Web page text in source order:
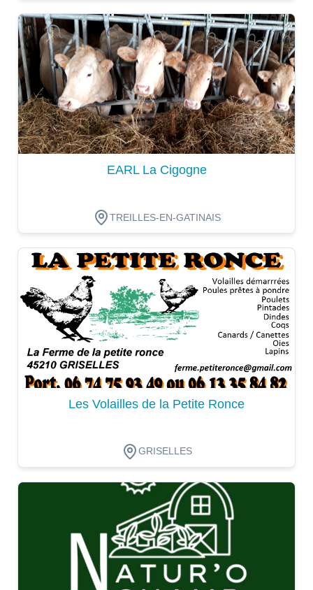
Dégustation
EARL La Cigogne
TREILLES-EN-GATINAIS
Dégustation
Les Volailles de la Petite Ronce
GRISELLES